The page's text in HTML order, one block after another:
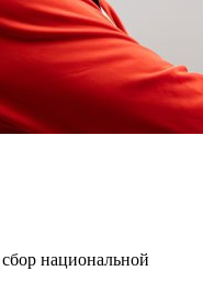
национальной